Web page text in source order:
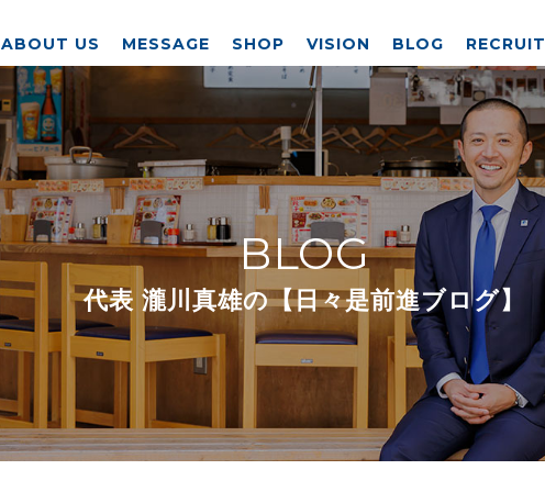
ABOUT US MESSAGE SHOP VISION BLOG RECRUIT
BLOG
代表 瀧川真雄の【日々是前進ブログ】